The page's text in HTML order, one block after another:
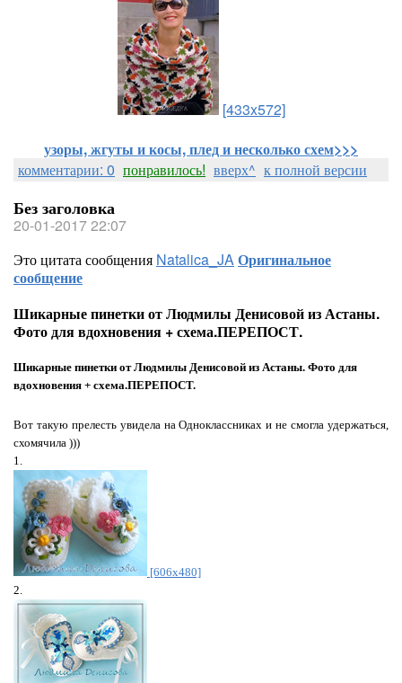
[433x572]
узоры, жгуты и косы, плед и несколько схем>>>
комментарии: 0 понравилось! вверх^ к полной версии
Без заголовка
20-01-2017 22:07
Это цитата сообщения Natalica_JAОригинальное
сообщение
Шикарные пинетки от Людмилы Денисовой из Астаны.
Фото для вдохновения + схема.ПЕРЕПОСТ.
Шикарные пинетки от Людмилы Денисовой из Астаны. Фото для
вдохновения + схема.ПЕРЕПОСТ.
Вот такую прелесть увидела на Одноклассниках и не смогла удержаться,
схомячила )))
1.
[606x480]
2.